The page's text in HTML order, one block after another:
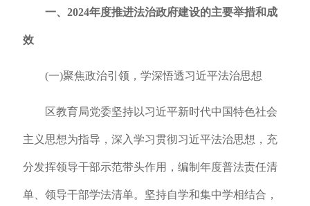
一、2024年度推进法治政府建设的主要举措和成
效
(一)聚焦政治引领，学深悟透习近平法治思想
区教育局党委坚持以习近平新时代中国特色社会
主义思想为指导，深入学习贯彻习近平法治思想，充
分发挥领导干部示范带头作用，编制年度普法责任清
单、领导干部学法清单。坚持自学和集中学相结合，